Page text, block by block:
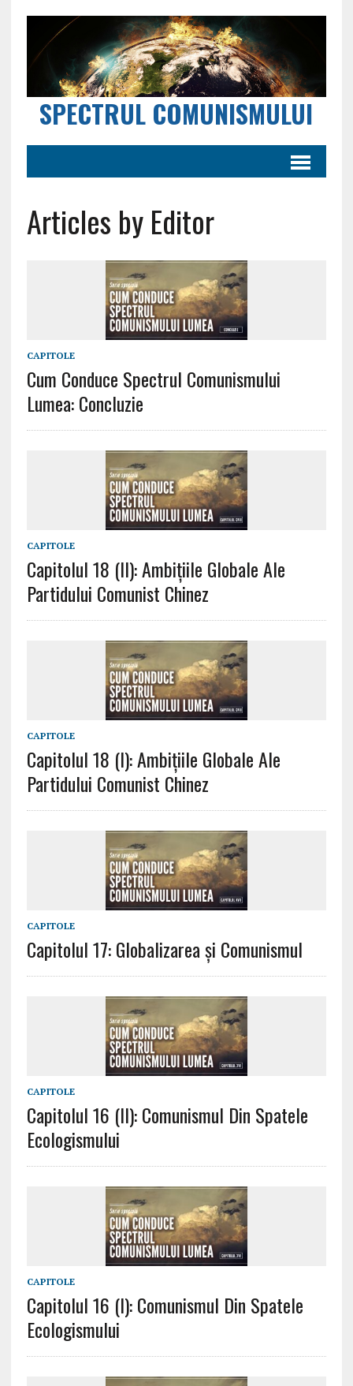
SPECTRUL COMUNISMULUI
Articles by Editor
CAPITOLE
Cum Conduce Spectrul Comunismului
Lumea: Concluzie
CAPITOLE
Capitolul 18 (II): Ambițiile Globale Ale
Partidului Comunist Chinez
CAPITOLE
Capitolul 18 (I): Ambițiile Globale Ale
Partidului Comunist Chinez
CAPITOLE
Capitolul 17: Globalizarea și Comunismul
CAPITOLE
Capitolul 16 (II): Comunismul Din Spatele
Ecologismului
CAPITOLE
Capitolul 16 (I): Comunismul Din Spatele
Ecologismului